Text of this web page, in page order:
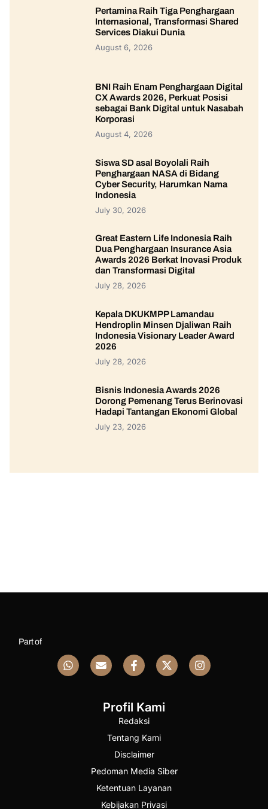
Pertamina Raih Tiga Penghargaan
Internasional, Transformasi Shared
Services Diakui Dunia
August 6, 2026
BNI Raih Enam Penghargaan Digital
CX Awards 2026, Perkuat Posisi
sebagai Bank Digital untuk Nasabah
Korporasi
August 4, 2026
Siswa SD asal Boyolali Raih
Penghargaan NASA di Bidang
Cyber Security, Harumkan Nama
Indonesia
July 30, 2026
Great Eastern Life Indonesia Raih
Dua Penghargaan Insurance Asia
Awards 2026 Berkat Inovasi Produk
dan Transformasi Digital
July 28, 2026
Kepala DKUKMPP Lamandau
Hendroplin Minsen Djaliwan Raih
Indonesia Visionary Leader Award
2026
July 28, 2026
Bisnis Indonesia Awards 2026
Dorong Pemenang Terus Berinovasi
Hadapi Tantangan Ekonomi Global
July 23, 2026
Part of
Profil Kami
Redaksi
Tentang Kami
Disclaimer
Pedoman Media Siber
Ketentuan Layanan
Kebijakan Privasi